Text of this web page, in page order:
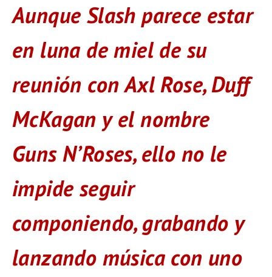
Aunque Slash parece estar
en luna de miel de su
reunión con Axl Rose, Duff
McKagan y el nombre
Guns N’Roses, ello no le
impide seguir
componiendo, grabando y
lanzando música con uno